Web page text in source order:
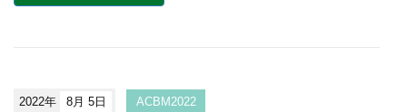
2022年 8月 5日 ACBM2022